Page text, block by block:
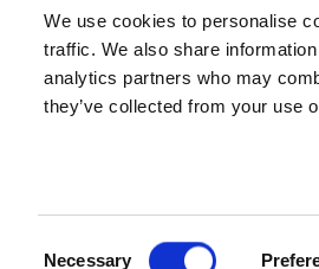
We use cookies to personalise
traffic. We also share
analytics partners who may
they’ve collected from your use
Necessary
d’Intégration